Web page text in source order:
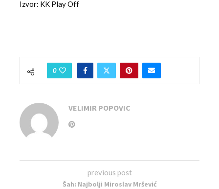
Izvor: KK Play Off
0
VELIMIR POPOVIC
previous post
Šah: Najbolji Miroslav Mršević